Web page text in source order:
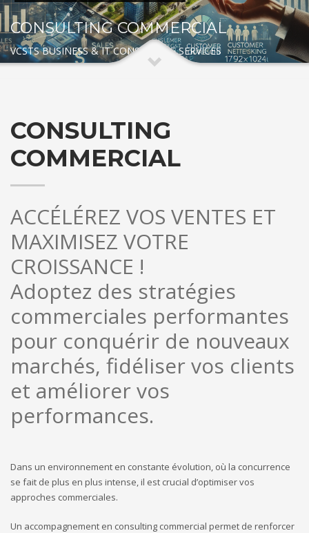
CONSULTING COMMERCIAL
VCSTS BUSINESS & IT CONSULTING SERVICES
CONSULTING
COMMERCIAL
ACCÉLÉREZ VOS VENTES ET
MAXIMISEZ VOTRE
CROISSANCE !
Adoptez des stratégies
commerciales performantes
pour conquérir de nouveaux
marchés, fidéliser vos clients
et améliorer vos
performances.
Dans un environnement en constante évolution, où la concurrence
se fait de plus en plus intense, il est crucial d’optimiser vos
approches commerciales.
Un accompagnement en consulting commercial permet de renforcer